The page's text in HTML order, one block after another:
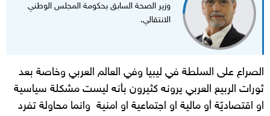
وزير الصحة السابق بحكومة المجلس الوطني
الانتقالي.
الصراع على السلطة في ليبيا وفي العالم العربي وخاصة بعد
ثورات الربيع العربي يرونه كثيرون بأنه ليست مشكلة سياسية
او اقتصاديّة أو مالية او اجتماعية او امنية وانما محاولة تفرد